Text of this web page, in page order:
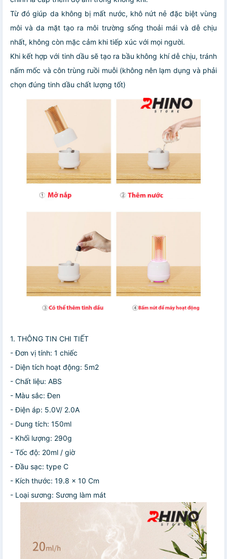
Từ đó giúp da không bị mất nước, khô nứt nẻ đặc biệt vùng
môi và da mặt tạo ra môi trường sống thoải mái và dễ chịu
nhất, không còn mặc cảm khi tiếp xúc với mọi người.
Khi kết hợp với tinh dầu sẽ tạo ra bầu không khí dễ chịu, tránh
nấm mốc và côn trùng ruồi muỗi (không nên lạm dụng và phải
chọn đúng tinh dầu chất lượng tốt)
1. THÔNG TIN CHI TIẾT
- Đơn vị tính: 1 chiếc
- Diện tích hoạt động: 5m2
- Chất liệu: ABS
- Màu sắc: Đen
- Điện áp: 5.0V/ 2.0A
- Dung tích: 150ml
- Khối lượng: 290g
- Tốc độ: 20ml / giờ
- Đầu sạc: type C
- Kích thước: 19.8 x 10 Cm
- Loại sương: Sương làm mát